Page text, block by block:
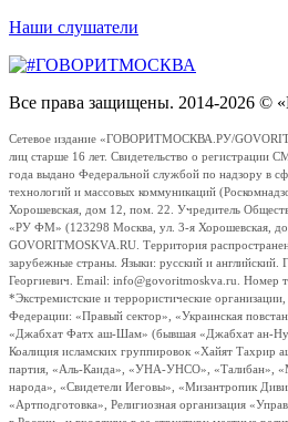
Наши слушатели
Все права защищены. 2014-2026 ©
Сетевое издание «ГОВОРИТМОСКВА.РУ/
лиц старше 16 лет. Свидетельство о
года выдано Федеральной службой по надзору в
технологий и массовых коммуникаций
Хорошевская, дом 12, пом. 22. Учредитель
«РУ ФМ» (123298 Москва, ул. 3-я Хорошевская,
GOVORITMOSKVA.RU. Территория
зарубежные страны. Языки: русский и английский.
Георгиевич. Email: info@govoritmoskva.ru. Номер
*Экстремистские и террористические
Федерации: «Правый сектор», «Украинская
«Джабхат Фатх аш-Шам» (бывшая «Джабхат ан-
Коалиция исламских группировок «Хайят Тахрир
партия, «Аль-Каида», «УНА-УНСО», «Талибан»,
народа», «Свидетели Иеговы», «Мизантропик
«Артподготовка», Религиозная организация